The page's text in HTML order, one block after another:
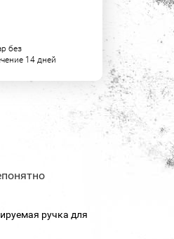
без
14 дней
ручка для